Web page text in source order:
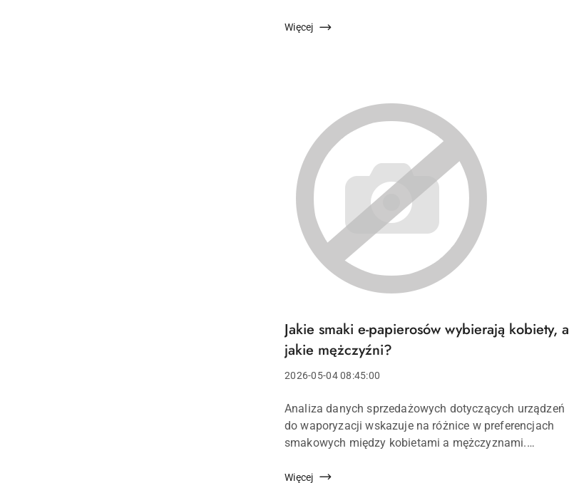
glicerynę roślinną oraz aromaty) pełn...
Więcej
Tytuł
artykułu:
Jakie smaki e-papierosów wybierają kobiety, a
jakie mężczyźni?
Data
2026-05-04 08:45:00
Treść
artykułu:
Analiza danych sprzedażowych dotyczących urządzeń
do waporyzacji wskazuje na różnice w preferencjach
smakowych między kobietami a mężczyznami.
odwzorowujące klasyczne wyroby tytoniowe, druga
Więcej